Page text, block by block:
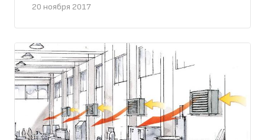
20 ноября 2017